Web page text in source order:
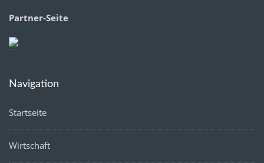
Partner-Seite
Navigation
Startseite
Wirtschaft